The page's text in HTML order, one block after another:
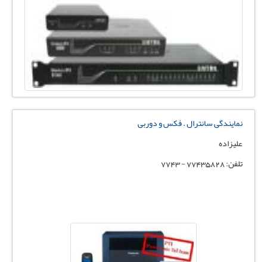
نمایندگی سانترال . فکس و دوربی
علیزاده
تلفن: 77435828 - 7743